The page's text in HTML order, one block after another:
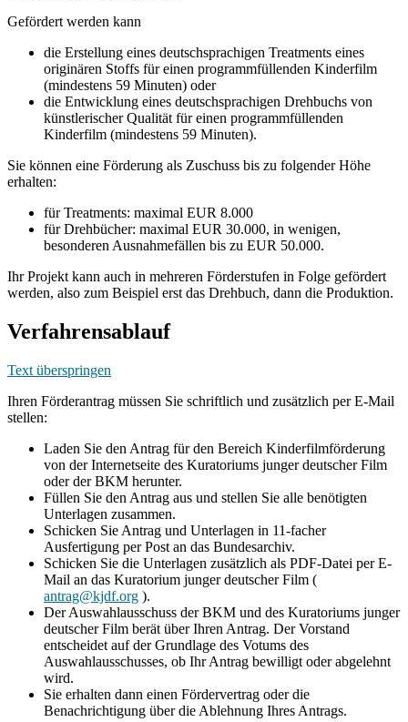
Gefördert werden kann
die Erstellung eines deutschsprachigen Treatments eines
originären Stoffs für einen programmfüllenden Kinderfilm
(mindestens 59 Minuten) oder
die Entwicklung eines deutschsprachigen Drehbuchs von
künstlerischer Qualität für einen programmfüllenden
Kinderfilm (mindestens 59 Minuten).
Sie können eine Förderung als Zuschuss bis zu folgender Höhe
erhalten:
für Treatments: maximal EUR 8.000
für Drehbücher: maximal EUR 30.000, in wenigen,
besonderen Ausnahmefällen bis zu EUR 50.000.
Ihr Projekt kann auch in mehreren Förderstufen in Folge gefördert
werden, also zum Beispiel erst das Drehbuch, dann die Produktion.
Verfahrensablauf
Text überspringen
Ihren Förderantrag müssen Sie schriftlich und zusätzlich per E-Mail
stellen:
Laden Sie den Antrag für den Bereich Kinderfilmförderung
von der Internetseite des Kuratoriums junger deutscher Film
oder der BKM herunter.
Füllen Sie den Antrag aus und stellen Sie alle benötigten
Unterlagen zusammen.
Schicken Sie Antrag und Unterlagen in 11-facher
Ausfertigung per Post an das Bundesarchiv.
Schicken Sie die Unterlagen zusätzlich als PDF-Datei per E-
Mail an das Kuratorium junger deutscher Film (
antrag@kjdf.org ).
Der Auswahlausschuss der BKM und des Kuratoriums junger
deutscher Film berät über Ihren Antrag. Der Vorstand
entscheidet auf der Grundlage des Votums des
Auswahlausschusses, ob Ihr Antrag bewilligt oder abgelehnt
wird.
Sie erhalten dann einen Fördervertrag oder die
Benachrichtigung über die Ablehnung Ihres Antrags.